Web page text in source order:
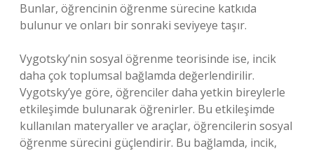
Bunlar, öğrencinin öğrenme sürecine katkıda
bulunur ve onları bir sonraki seviyeye taşır.
Vygotsky’nin sosyal öğrenme teorisinde ise, incik
daha çok toplumsal bağlamda değerlendirilir.
Vygotsky’ye göre, öğrenciler daha yetkin bireylerle
etkileşimde bulunarak öğrenirler. Bu etkileşimde
kullanılan materyaller ve araçlar, öğrencilerin sosyal
öğrenme sürecini güçlendirir. Bu bağlamda, incik,